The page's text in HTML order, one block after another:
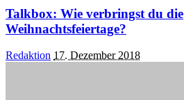
Talkbox: Wie verbringst du die
Weihnachtsfeiertage?
Posted
Redaktion 17. Dezember 2018